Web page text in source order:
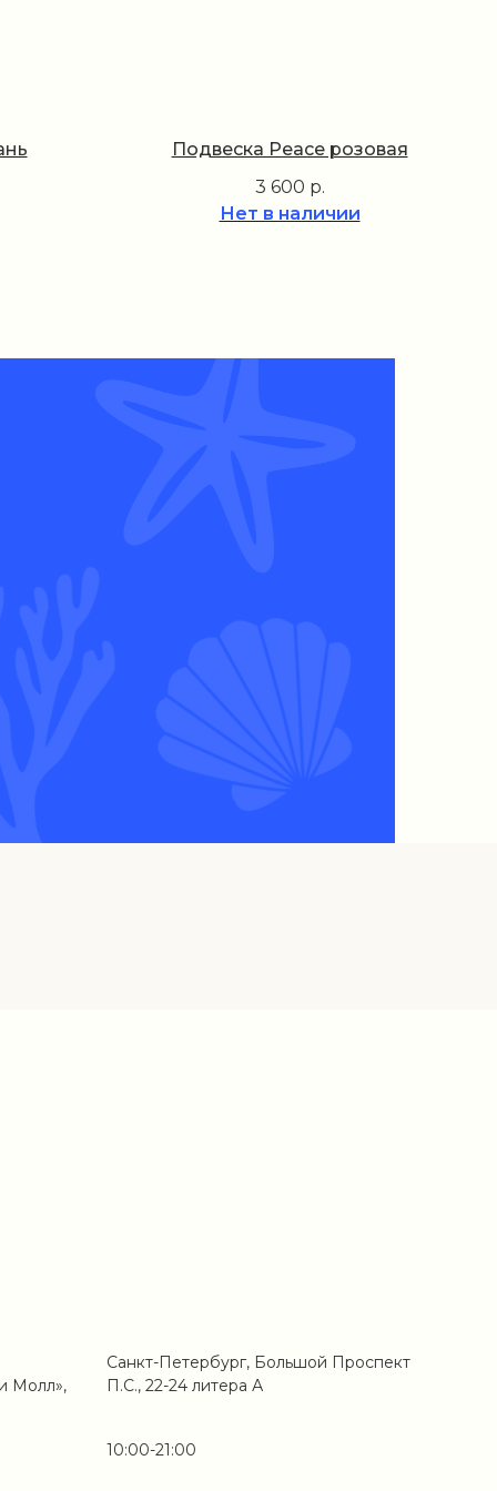
Подвеска Peace розовая
3 600 р.
Нет в наличии
10:00-21:00
Санкт-Петербург, Большой Проспект
П.С., 22-24 литера А
Молл»,